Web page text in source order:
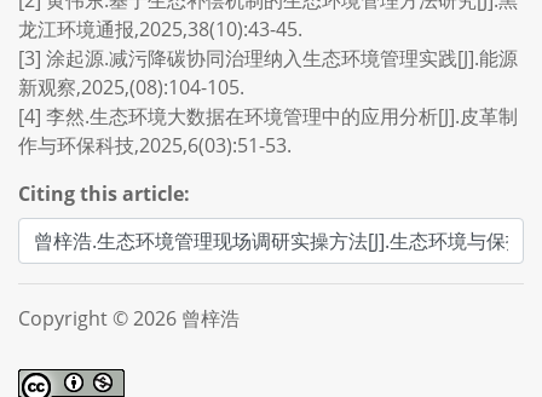
龙江环境通报,2025,38(10):43-45.
[3] 涂起源.减污降碳协同治理纳入生态环境管理实践[J].能源
新观察,2025,(08):104-105.
[4] 李然.生态环境大数据在环境管理中的应用分析[J].皮革制
作与环保科技,2025,6(03):51-53.
Citing this article:
Copyright © 2026 曾梓浩